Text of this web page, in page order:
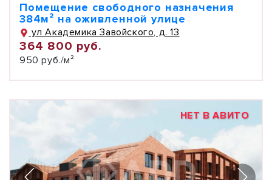
Помещение свободного назначения
384м² на оживленной улице
ул Академика Завойского, д. 13
364 800 руб.
950 руб./м²
НЕТ В АВИТО